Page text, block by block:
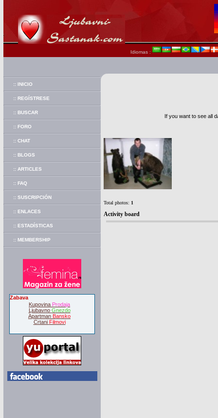
Idiomas :
:: INICIO
:: REGÍSTRESE
:: BUSCAR
:: FORO
:: CHAT
:: BLOGS
:: ARTICLES
:: FAQ
:: SUSCRIPCIÓN
:: ENLACES
:: ESTADÍSTICAS
:: MEMBERSHIP
Zabava
Kupovina Prodaja
Ljubavno Gnezdo
Apartman Bansko
Crtani Filmovi
If you want to see all
Total photos: 1
Activity board